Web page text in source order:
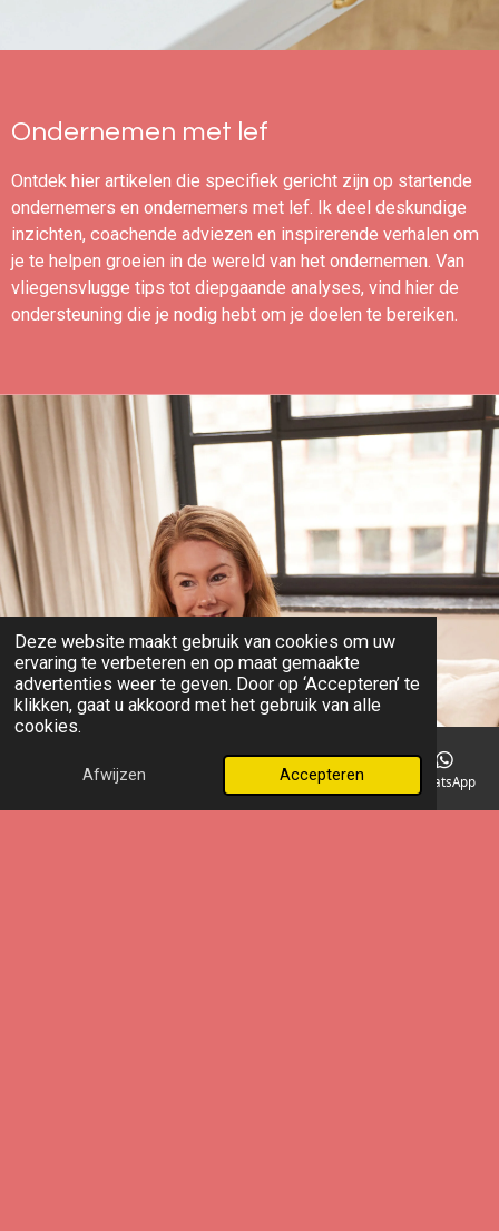
Deze website maakt gebruik van cookies om uw
ervaring te verbeteren en op maat gemaakte
advertenties weer te geven. Door op ‘Accepteren’ te
klikken, gaat u akkoord met het gebruik van alle
cookies.
Afwijzen Accepteren
Ondernemen met lef
Ontdek hier artikelen die specifiek gericht zijn op startende
ondernemers en ondernemers met lef. Ik deel deskundige
inzichten, coachende adviezen en inspirerende verhalen om
je te helpen groeien in de wereld van het ondernemen. Van
vliegensvlugge tips tot diepgaande analyses, vind hier de
ondersteuning die je nodig hebt om je doelen te bereiken.
E-mailadres Telefoonnummer Kaart LinkedIn WhatsApp